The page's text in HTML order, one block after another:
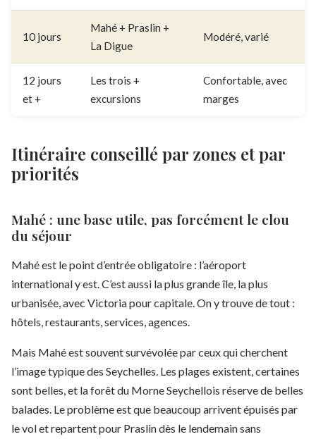
10 jours
Mahé + Praslin +
La Digue
Modéré, varié
12 jours
et +
Les trois +
excursions
Confortable, avec
marges
Itinéraire conseillé par zones et par
priorités
Mahé : une base utile, pas forcément le clou
du séjour
Mahé est le point d’entrée obligatoire : l’aéroport
international y est. C’est aussi la plus grande île, la plus
urbanisée, avec Victoria pour capitale. On y trouve de tout :
hôtels, restaurants, services, agences.
Mais Mahé est souvent survévolée par ceux qui cherchent
l’image typique des Seychelles. Les plages existent, certaines
sont belles, et la forêt du Morne Seychellois réserve de belles
balades. Le problème est que beaucoup arrivent épuisés par
le vol et repartent pour Praslin dès le lendemain sans